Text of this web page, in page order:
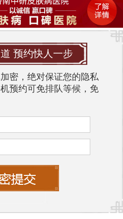
身体的不适，还可能导致
题。患者常常因为瘙痒而
、感染，甚至形成皮肤病
腿部、背部等特定部位。
疹，可能与全身性疾病有
屑、红肿等现象。
、水疱等。
重要影响。干燥的气候、
都可能导致皮肤屏障受
是在冬季，空气湿度降
预约快人一步
密，绝对保证您的隐私
预约可免排队等候，免